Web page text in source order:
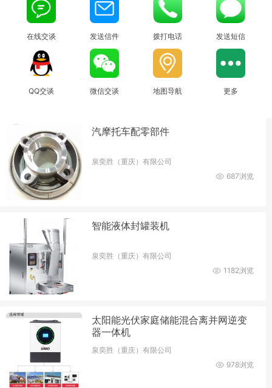
在线交谈 发送信件 拨打电话 发送短信
QQ交谈 微信交谈 地图导航 更多
汽摩托车配零部件
泉奕胜（重庆）有限公司
687浏览
智能液体封罐装机
泉奕胜（重庆）有限公司
1182浏览
太阳能光伏家庭储能混合离并网逆变
器一体机
泉奕胜（重庆）有限公司
978浏览